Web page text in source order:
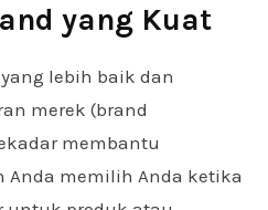
yang Kuat
lebih baik dan
merek (brand
membantu
Anda memilih Anda ketika